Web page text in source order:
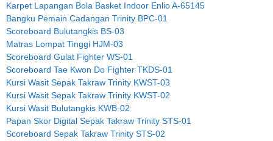
Karpet Lapangan Bola Basket Indoor Enlio A-65145
Bangku Pemain Cadangan Trinity BPC-01
Scoreboard Bulutangkis BS-03
Matras Lompat Tinggi HJM-03
Scoreboard Gulat Fighter WS-01
Scoreboard Tae Kwon Do Fighter TKDS-01
Kursi Wasit Sepak Takraw Trinity KWST-03
Kursi Wasit Sepak Takraw Trinity KWST-02
Kursi Wasit Bulutangkis KWB-02
Papan Skor Digital Sepak Takraw Trinity STS-01
Scoreboard Sepak Takraw Trinity STS-02